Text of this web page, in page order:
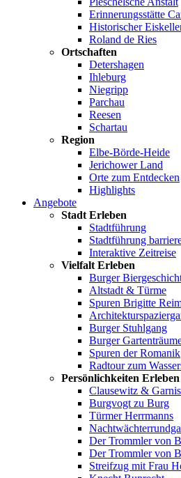
Erinnerungsstätte
Historischer
Roland de Ries
Ortschaften
Detershagen
Ihleburg
Niegripp
Parchau
Reesen
Schartau
Region
Elbe-Börde-Heide
Jerichower Land
Orte zum Entdecken
Highlights
Angebote
Stadt Erleben
Stadtführung
Stadtführung
Interaktive Zeitreise
Vielfalt Erleben
Burger
Altstadt & Türme
Spuren Brigitte
Burger Stuhlgang
Burger
Spuren der Romanik
Radtour zum
Persönlichkeiten Erleben
Clausewitz &
Burgvogt zu Burg
Türmer Herrmanns
Der Trommler von
Der Trommler von
Streifzug mit Frau